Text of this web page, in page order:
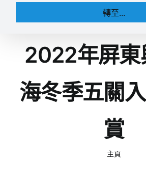
轉至...
2022年屏東
海冬季五關
賞
主頁